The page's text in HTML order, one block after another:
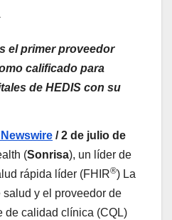
el primer proveedor
calificado para
de HEDIS con su
/ 2 de julio de
(Sonrisa), un líder de
rápida líder (FHIR®) La
y el proveedor de
de calidad clínica (CQL)